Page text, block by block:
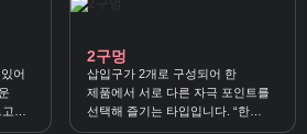
어
2구멍
삽입구가 2개로 구성되어 한
제품에서 서로 다른 자극 포인트를
선택해 즐기는 타입입니다. “한
가지로는 아쉬운” 사용자에게